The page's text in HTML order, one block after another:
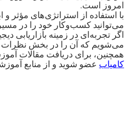
همچنین، برای دریافت مقالات
کامیاب عضو شوید و از منابع آموزشی ما